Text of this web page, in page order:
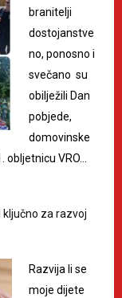
branitelji
dostojanstve
no, ponosno i
svečano su
obilježili Dan
pobjede,
domovinske
VRO…
za razvoj
Razvija li se
moje dijete